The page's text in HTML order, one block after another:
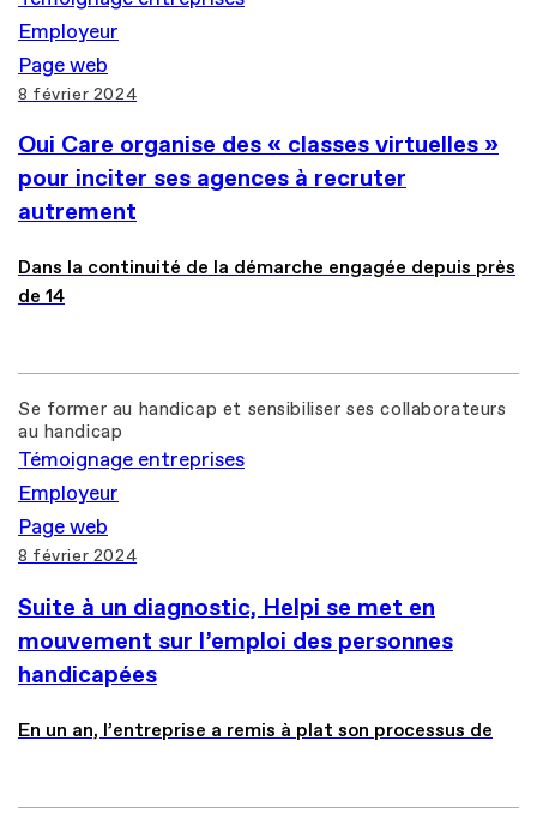
Employeur
Page web
8 février 2024
Oui Care organise des « classes virtuelles »
pour inciter ses agences à recruter
autrement
Dans la continuité de la démarche engagée depuis près
de 14
Se former au handicap et sensibiliser ses collaborateurs
au handicap
Témoignage entreprises
Employeur
Page web
8 février 2024
Suite à un diagnostic, Helpi se met en
mouvement sur l’emploi des personnes
handicapées
En un an, l’entreprise a remis à plat son processus de